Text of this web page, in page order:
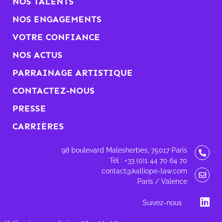
NOS ENGAGEMENTS
VOTRE CONFIANCE
NOS ACTUS
PARRAINAGE ARTISTIQUE
CONTACTEZ-NOUS
PRESSE
CARRIÈRES
98 boulevard Malesherbes, 75017 Paris
Tél : +33 (0)1 44 70 64 70
contact@kalliope-law.com
Paris / Valence
Suivez-nous